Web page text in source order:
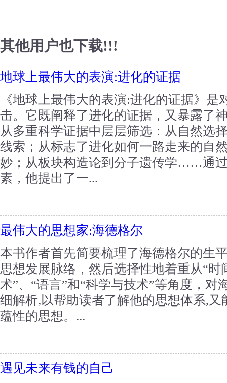
其他用户也下载!!!
地球上最伟大的表演:进化的证据
《地球上最伟大的表演:进化的证据》是
击。它既阐释了进化的证据，又暴露了
从多重科学证据中层层筛选：从自然选
线索；从标志了进化如何一路走来的自
妙；从板块构造论到分子遗传学……通
素，他提出了一...
最伟大的思想家:海德格尔
本书作者首先简要梳理了海德格尔的生
思想发展脉络，然后选择性地着重从“时
术”、“语言”和“科学与技术”等角度，对
细解析,以帮助读者了解他的思想体系,
蕴性的思想。...
遇见未来有钱的自己